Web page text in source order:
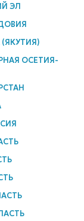
ЭЛ
ОСЕТИЯ-